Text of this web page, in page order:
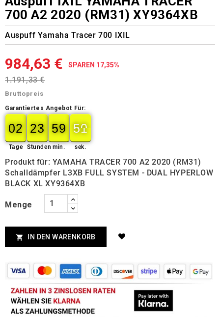
700 A2 2020 (RM31) XY9364XB
Auspuff Yamaha Tracer 700 IXIL
984,63 € SPAREN 17,35%
1.191,33 €
Bruttopreis
Garantiertes Angebot Für:
02
02
00
Tage
23
23
00
Stunden
59
59
00
min.
50
49
50
sek.
Produkt für: YAMAHA TRACER 700 A2 2020 (RM31)
Schalldämpfer L3XB FULL SYSTEM - DUAL HYPERLOW
BLACK XL XY9364XB
Menge
 IN DEN WARENKORB